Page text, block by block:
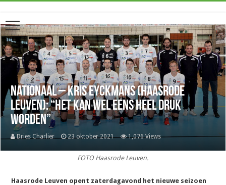
Nationaal – Kris Eyckmans (Haasrode
Leuven): “Het kan wel eens heel druk
worden”
Dries Charlier 23 oktober 2021 1,076 Views
FOTO Haasrode Leuven.
Haasrode Leuven opent zaterdagavond het nieuwe seizoen